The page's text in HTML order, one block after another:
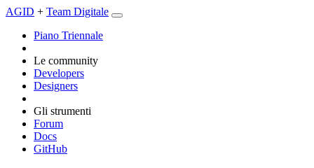
AGID + Team Digitale
Piano Triennale
Le community
Developers
Designers
Gli strumenti
Forum
Docs
GitHub